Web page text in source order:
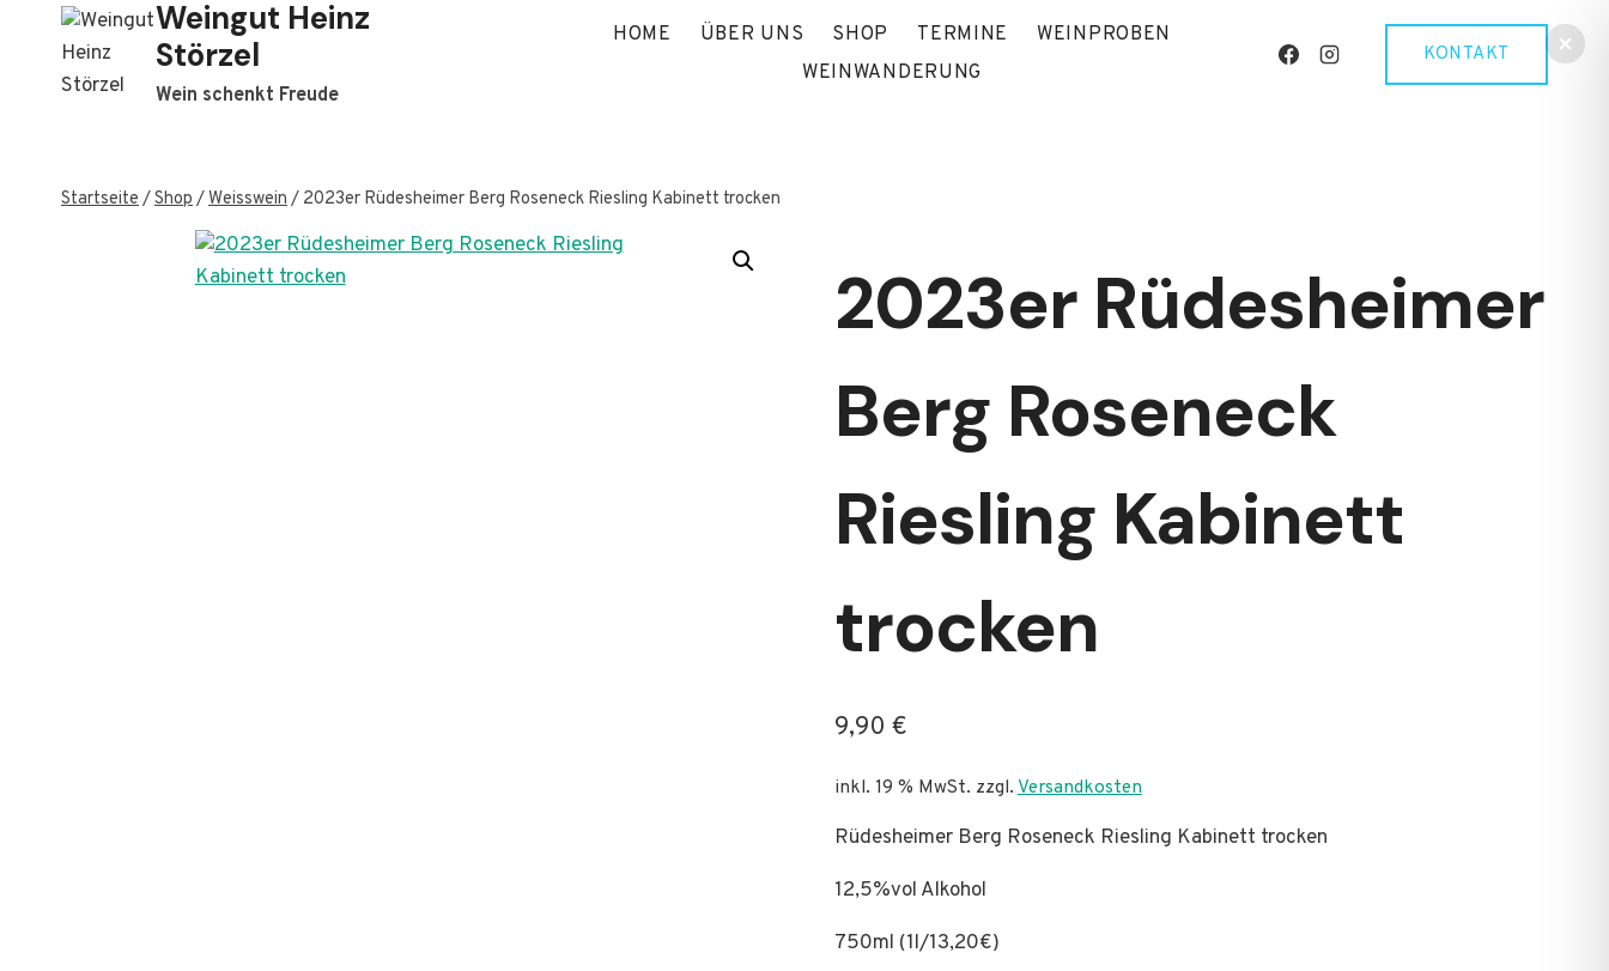
springen
Weingut Heinz
Störzel
Wein schenkt Freude
HOME ÜBER UNS SHOP TERMINE
WEINPROBEN
WEINWANDERUNG
KONTAKT
Startseite/Shop/Weisswein/ 2023er Rüdesheimer Berg Roseneck Riesling Kabinett trocken
2023er Rüdesheimer
Berg Roseneck
Riesling Kabinett
trocken
9,90 €
inkl. 19 % MwSt. zzgl. Versandkosten
Rüdesheimer Berg Roseneck Riesling Kabinett trocken
12,5%vol Alkohol
750ml (1l/13,20€)